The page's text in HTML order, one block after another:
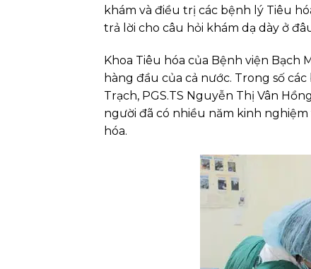
khám và điều trị các bệnh lý Tiêu
trả lời cho câu hỏi khám dạ dày ở
Khoa Tiêu hóa của Bệnh viện Bạch
hàng đầu của cả nước. Trong số
Trạch, PGS.TS Nguyễn Thị Vân
người đã có nhiều năm kinh
hóa.